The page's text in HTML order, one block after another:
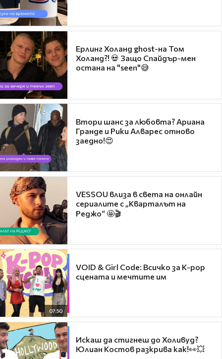
Ерлинг Холанд ghost-на Том
Холанд?! 💀 Защо Спайдър-мен
остана на "seen"😅
Втори шанс за любовта? Ариана
Гранде и Рики Алварес отново
заедно!😍
VESSOU влиза в света на онлайн
сериалите с „Кварталът на
Реджо“ 🤩🎬
07:50
VOID & Girl Code: Всичко за K-pop
сцената и мечтите им
Искаш да стигнеш до Холивуд?
Юлиан Костов разкрива как!👀💥